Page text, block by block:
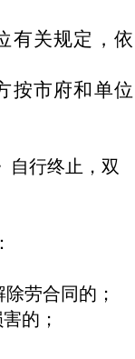
有关规定，依
按市府和单位
自行终止，双
劳合同的；
的；